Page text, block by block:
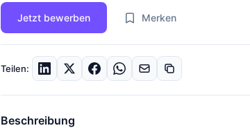
Jetzt bewerben Merken
Teilen:
Beschreibung